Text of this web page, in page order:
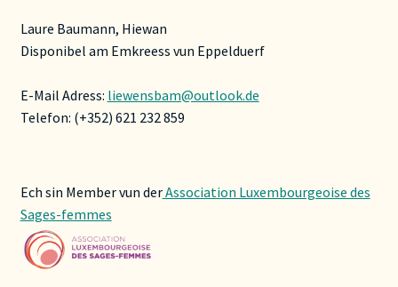
Laure Baumann, Hiewan
Disponibel am Emkreess vun Eppelduerf
E-Mail Adress: liewensbam@outlook.de
Telefon: (+352) 621 232 859
Ech sin Member vun derAssociation Luxembourgeoise des
Sages-femmes